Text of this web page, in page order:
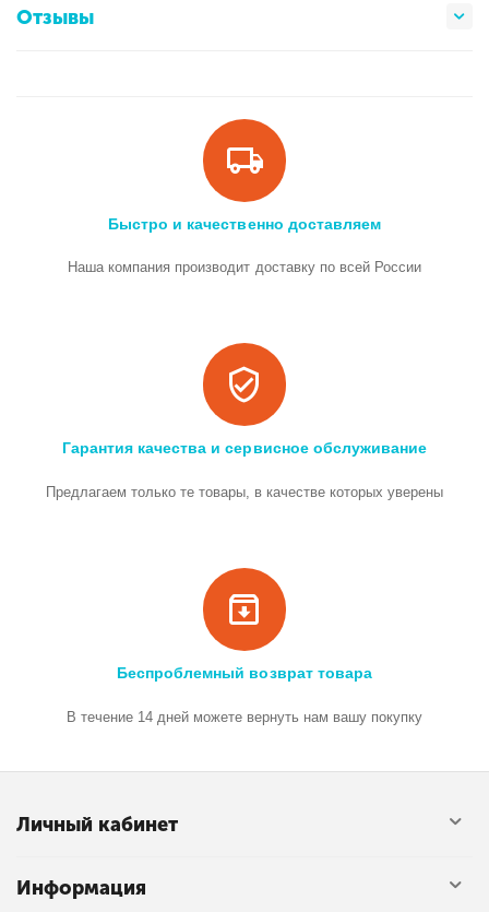
Отзывы
Быстро и качественно доставляем
Наша компания производит доставку по всей России
Гарантия качества и сервисное обслуживание
Предлагаем только те товары, в качестве которых уверены
Беспроблемный возврат товара
В течение 14 дней можете вернуть нам вашу покупку
Личный кабинет
Информация